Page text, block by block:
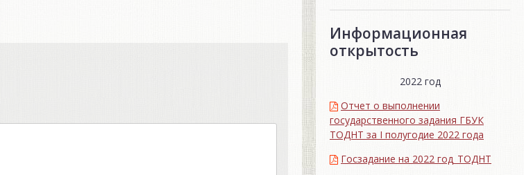
Информационная
открытость
2022 год
Отчет о выполнении
государственного задания ГБУК
ТОДНТ за I полугодие 2022 года
Госзадание на 2022 год_ТОДНТ